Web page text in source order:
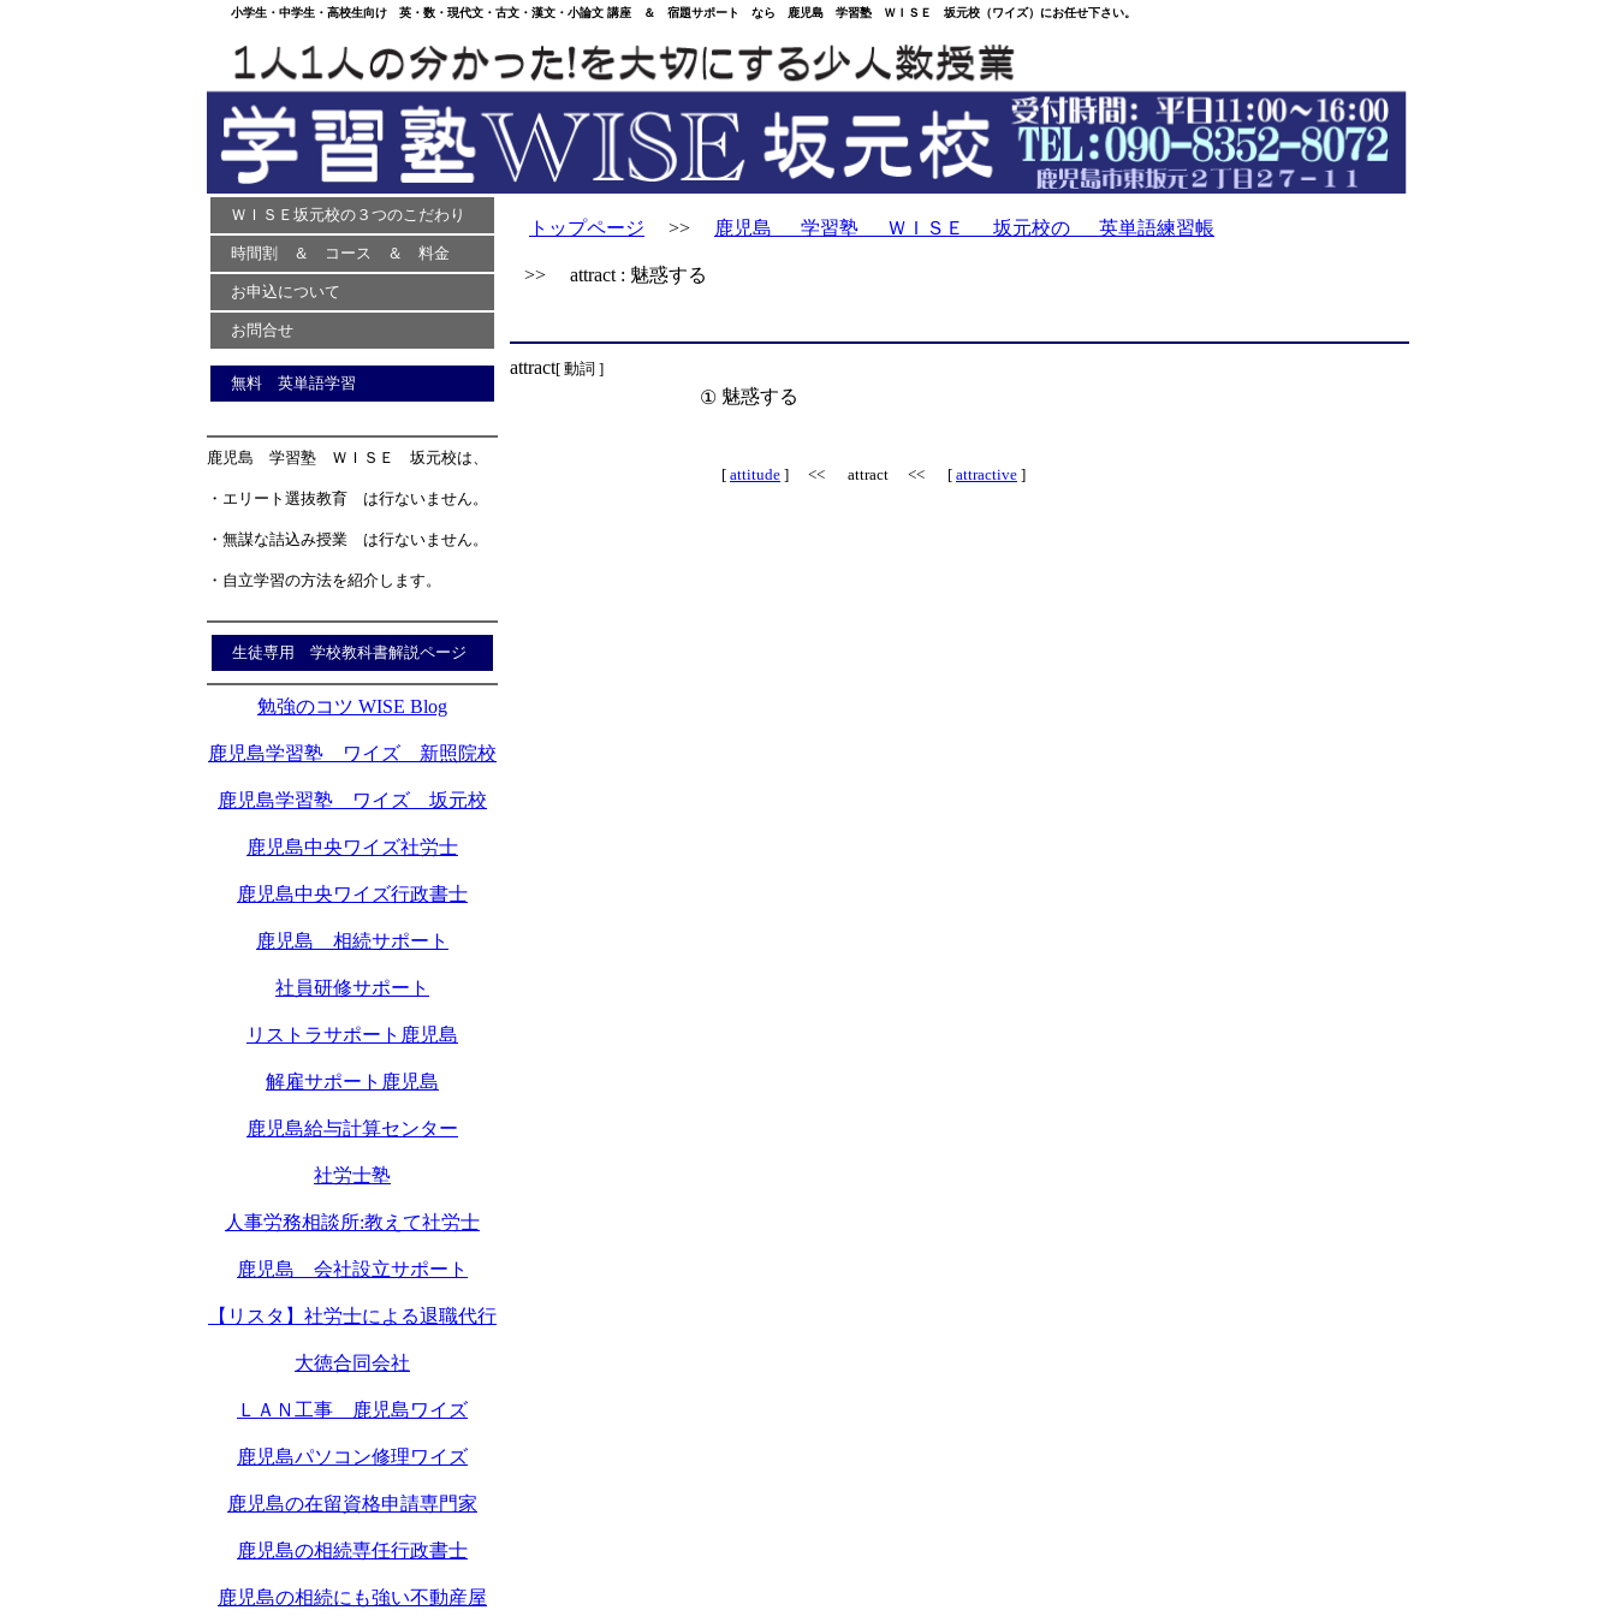
小学生・中学生・高校生向け 英・数・現代文・古文・漢文・小論文 講座 ＆ 宿題サポート なら 鹿児島 学習塾 ＷＩＳＥ 坂元校（ワイズ）にお任せ下さい。
ＷＩＳＥ坂元校の３つのこだわり
時間割 ＆ コース ＆ 料金
お申込について
お問合せ
無料 英単語学習
鹿児島 学習塾 ＷＩＳＥ 坂元校は、
・エリート選抜教育 は行ないません。
・無謀な詰込み授業 は行ないません。
・自立学習の方法を紹介します。
生徒専用 学校教科書解説ページ
勉強のコツ WISE Blog
鹿児島学習塾 ワイズ 新照院校
鹿児島学習塾 ワイズ 坂元校
鹿児島中央ワイズ社労士
鹿児島中央ワイズ行政書士
鹿児島 相続サポート
社員研修サポート
リストラサポート鹿児島
解雇サポート鹿児島
鹿児島給与計算センター
社労士塾
人事労務相談所:教えて社労士
鹿児島 会社設立サポート
【リスタ】社労士による退職代行
大徳合同会社
ＬＡＮ工事 鹿児島ワイズ
鹿児島パソコン修理ワイズ
鹿児島の在留資格申請専門家
鹿児島の相続専任行政書士
鹿児島の相続にも強い不動産屋
トップページ >> 鹿児島 学習塾 ＷＩＳＥ 坂元校の 英単語練習帳
>> attract : 魅惑する
attract[ 動詞 ]
① 魅惑する
[ attitude ] << attract << [ attractive ]